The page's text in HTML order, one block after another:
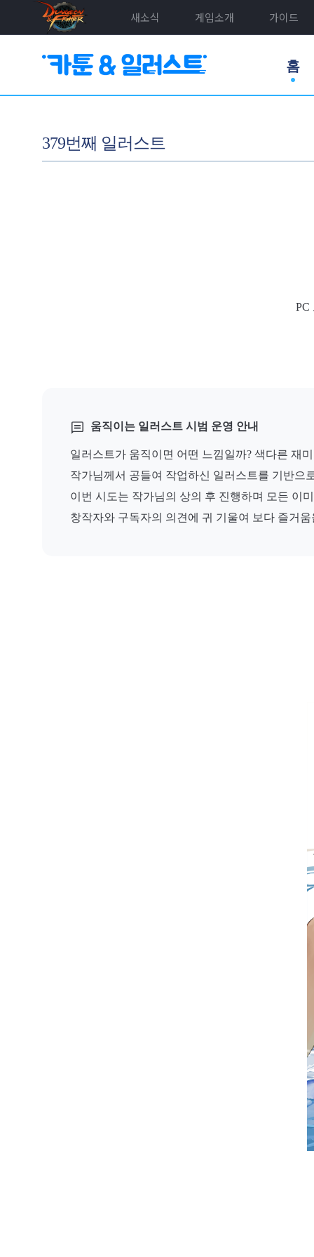
새소식 게임소개 가이드
홈
379번째 일러스트
PC
움직이는 일러스트 시범 운영 안내
일러스트가 움직이면 어떤 느낌일까? 색다른 재
작가님께서 공들여 작업하신 일러스트를 기반으
이번 시도는 작가님의 상의 후 진행하며 모든 이
창작자와 구독자의 의견에 귀 기울여 보다 즐거